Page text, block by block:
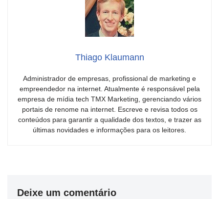
Thiago Klaumann
Administrador de empresas, profissional de marketing e
empreendedor na internet. Atualmente é responsável pela
empresa de mídia tech TMX Marketing, gerenciando vários
portais de renome na internet. Escreve e revisa todos os
conteúdos para garantir a qualidade dos textos, e trazer as
últimas novidades e informações para os leitores.
Deixe um comentário